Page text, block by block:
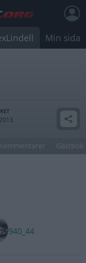
Min sida
Kommentarer Gästbok
940_44